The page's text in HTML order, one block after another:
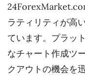
ラティリティが高
ています。プラッ
なチャート作成ツ
クアウトの機会を